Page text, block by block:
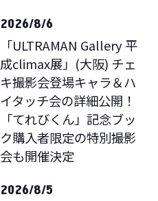
2026/8/6
「ULTRAMAN Gallery 平
成climax展」(大阪) チェ
キ撮影会登場キャラ＆ハ
イタッチ会の詳細公開！
「てれびくん」記念ブッ
ク購入者限定の特別撮影
会も開催決定
2026/8/5